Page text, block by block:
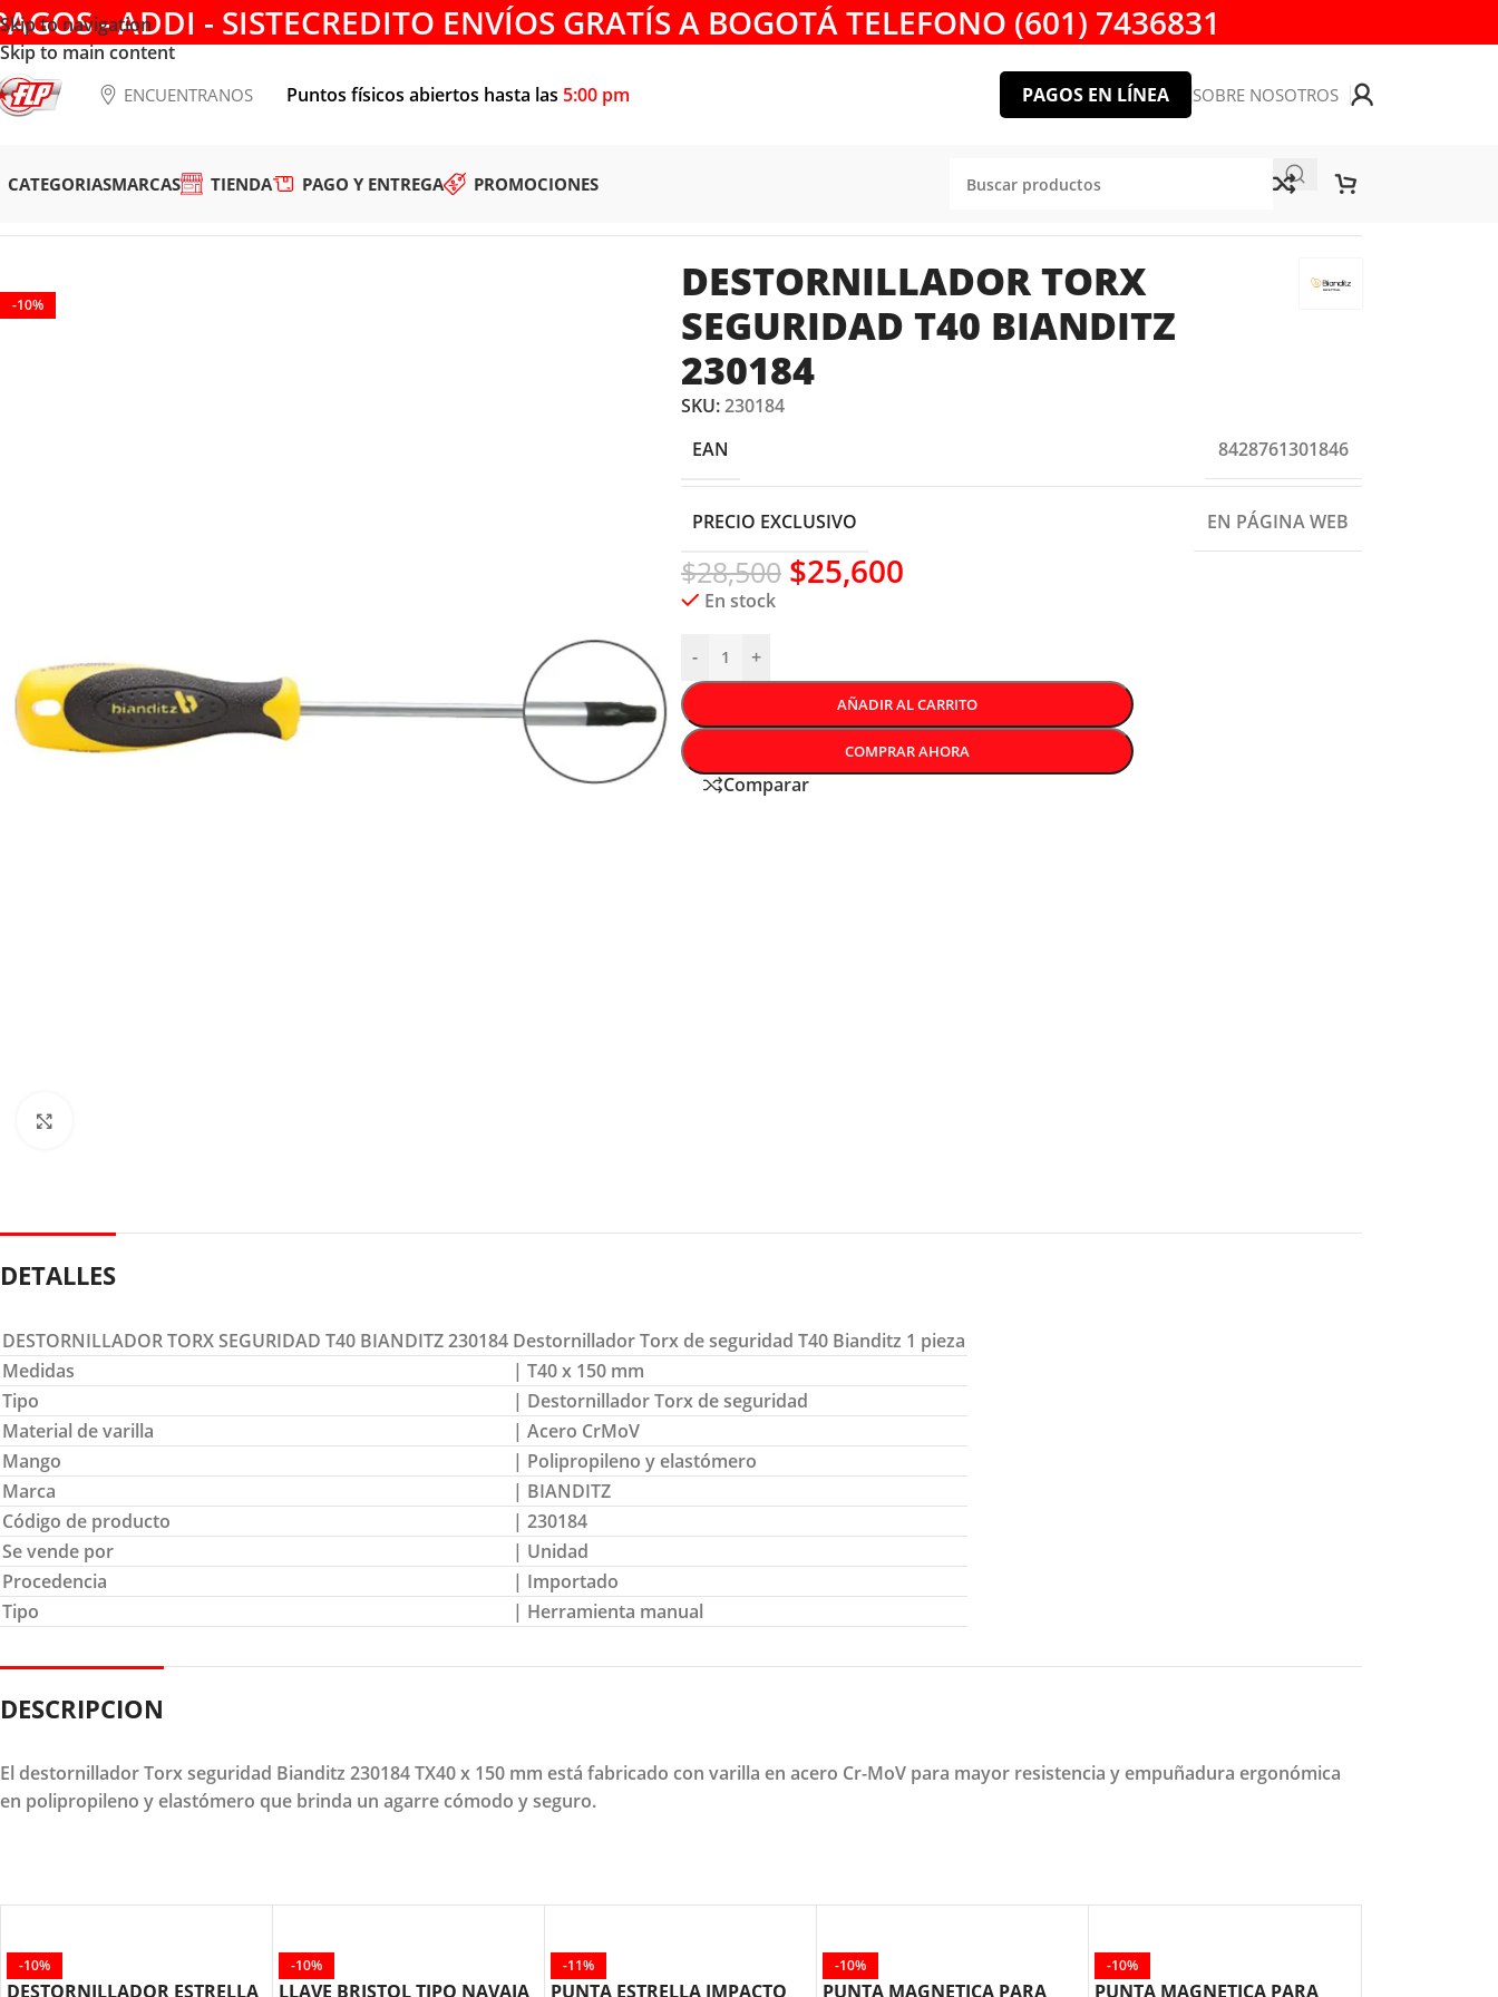
Skip to navigation
Skip to main content
- ADDI - SISTECREDITO ENVÍOS GRATÍS A BOGOTÁ TELEFONO (601) 7436831
ENCUENTRANOS Puntos físicos abiertos hasta las 5:00 pm PAGOS EN LÍNEA SOBRE NOSOTROS
CATEGORIASMARCAS TIENDA PAGO Y ENTREGA PROMOCIONES
-10%
DESTORNILLADOR TORX
SEGURIDAD T40 BIANDITZ
230184
SKU:230184
EAN
8428761301846
PRECIO EXCLUSIVO EN PÁGINA WEB
$28,500 $25,600
En stock
- +
AÑADIR AL CARRITO
COMPRAR AHORA
Comparar
DETALLES
DESTORNILLADOR TORX SEGURIDAD T40 BIANDITZ 230184 Destornillador Torx de seguridad T40 Bianditz 1 pieza
Medidas
| T40 x 150 mm
Tipo
| Destornillador Torx de seguridad
Material de varilla
| Acero CrMoV
Mango
| Polipropileno y elastómero
Marca
| BIANDITZ
Código de producto
| 230184
Se vende por
| Unidad
Procedencia
| Importado
Tipo
| Herramienta manual
DESCRIPCION
El destornillador Torx seguridad Bianditz 230184 TX40 x 150 mm está fabricado con varilla en acero Cr-MoV para mayor resistencia y empuñadura ergonómica
en polipropileno y elastómero que brinda un agarre cómodo y seguro.
-10%
DESTORNILLADOR ESTRELLA
-10%
LLAVE BRISTOL TIPO NAVAJA
-11%
PUNTA ESTRELLA IMPACTO
-10%
PUNTA MAGNETICA PARA
-10%
PUNTA MAGNETICA PARA